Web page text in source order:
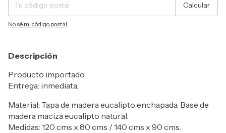
Calcular
No sé mi código postal
Descripción
Producto importado.
Entrega: inmediata.
Material: Tapa de madera eucalipto enchapada. Base de
madera maciza eucalipto natural.
Medidas: 120 cms x 80 cms / 140 cms x 90 cms.